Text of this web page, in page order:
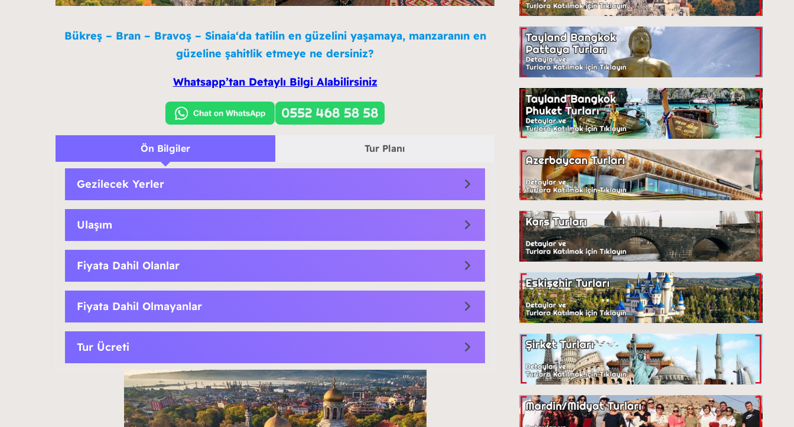
Bükreş – Bran – Bravoş – Sinaia‘da tatilin en güzelini yaşamaya, manzaranın en
güzeline şahitlik etmeye ne dersiniz?
Whatsapp’tan Detaylı Bilgi Alabilirsiniz
Ön Bilgiler Tur Planı
Gezilecek Yerler
Ulaşım
Fiyata Dahil Olanlar
Fiyata Dahil Olmayanlar
Tur Ücreti